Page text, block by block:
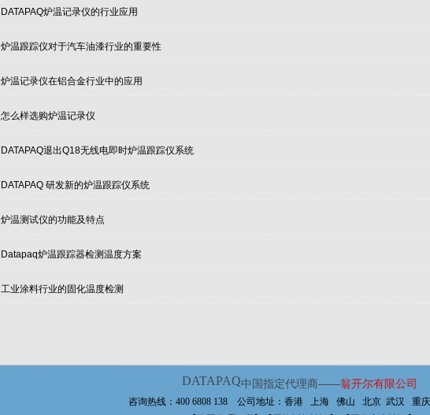
DATAPAQ炉温记录仪的行业应用
炉温跟踪仪对于汽车油漆行业的重要性
炉温记录仪在铝合金行业中的应用
怎么样选购炉温记录仪
DATAPAQ退出Q18无线电即时炉温跟踪仪系统
DATAPAQ 研发新的炉温跟踪仪系统
炉温测试仪的功能及特点
Datapaq炉温跟踪器检测温度方案
工业涂料行业的固化温度检测
DATAPAQ中国指定代理商——翁开尔有限公司
咨询热线：400 6808 138 公司地址：香港 上海 佛山 北京 武汉 重